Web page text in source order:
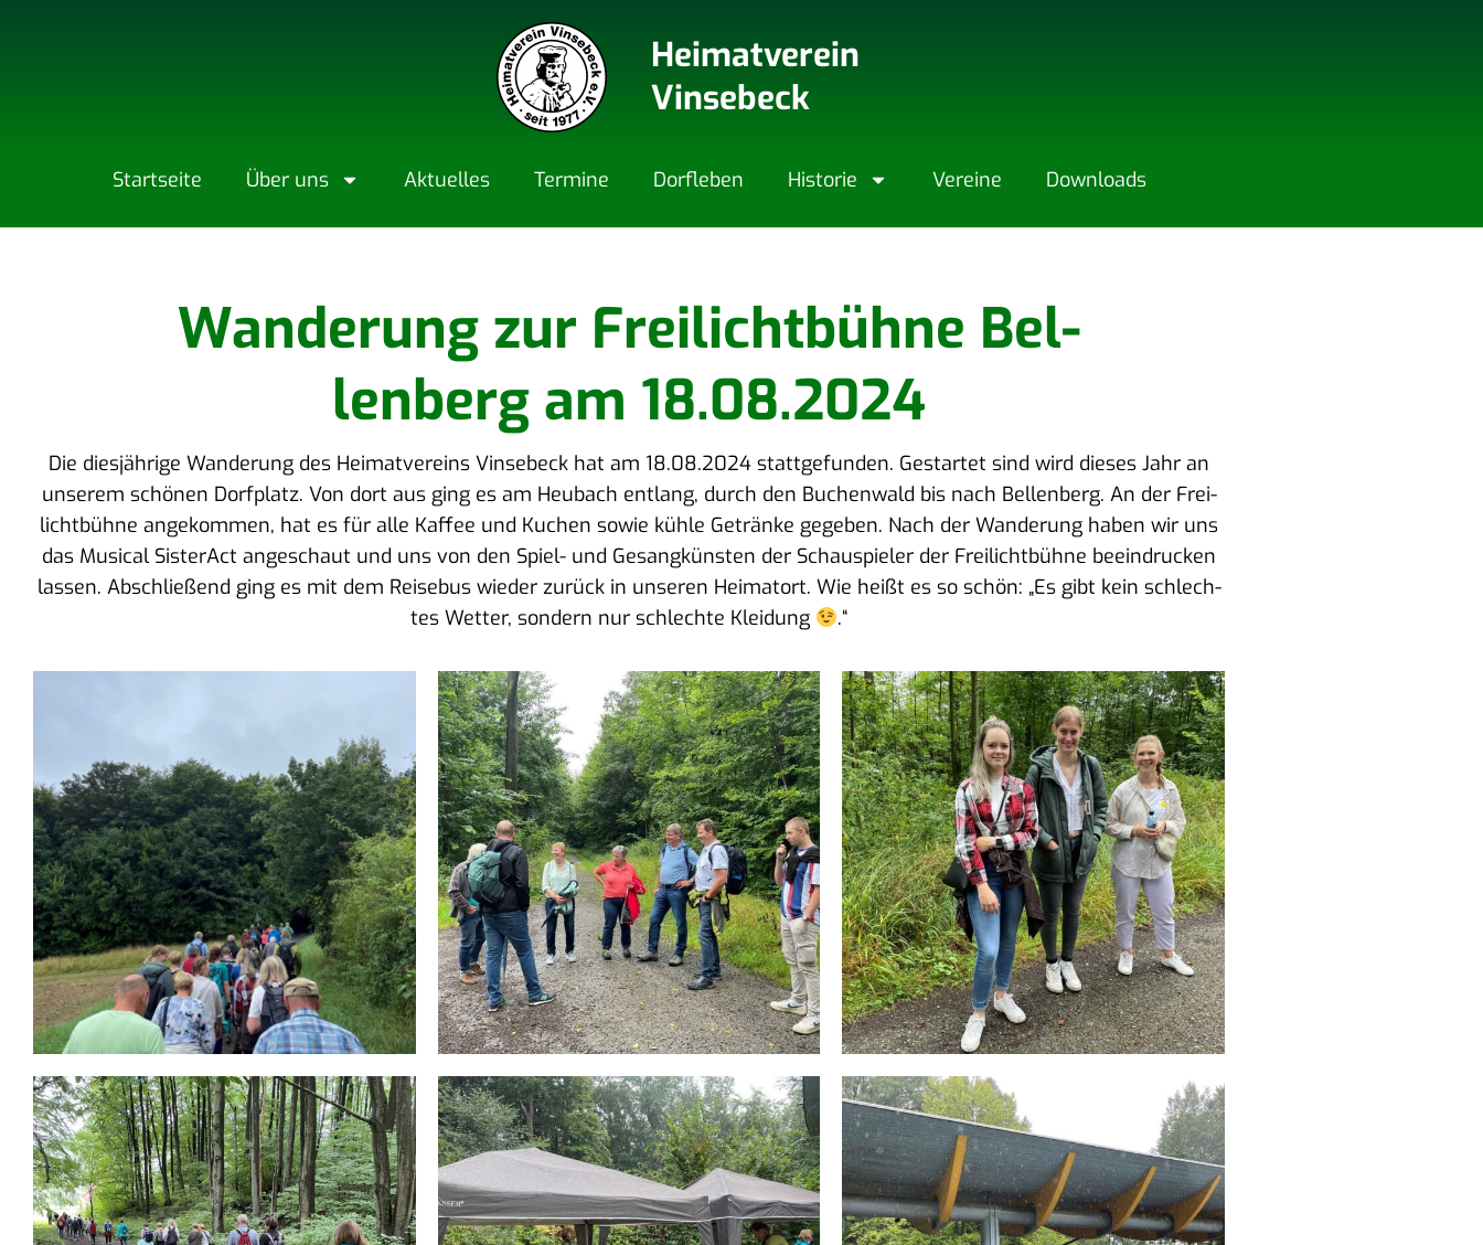
Heimatverein
Vinsebeck
Start­sei­te Über uns Aktu­el­les Ter­mi­ne Dorf­le­ben His­to­rie Ver­ei­ne Down­loads
Wan­de­rung zur Frei­licht­büh­ne Bel­
len­berg am 18.08.2024
Die dies­jäh­ri­ge Wan­de­rung des Hei­mat­ver­eins Vin­se­beck hat am 18.08.2024 statt­ge­fun­den. Gestar­tet sind wird die­ses Jahr an
unse­rem schö­nen Dorf­platz. Von dort aus ging es am Heu­bach ent­lang, durch den Buchen­wald bis nach Bel­len­berg. An der Frei­
licht­büh­ne ange­kom­men, hat es für alle Kaf­fee und Kuchen sowie küh­le Geträn­ke gege­ben. Nach der Wan­de­rung haben wir uns
das Musi­cal Sis­ter­Act ange­schaut und uns von den Spiel- und Gesang­küns­ten der Schau­spie­ler der Frei­licht­büh­ne beein­dru­cken
las­sen. Abschlie­ßend ging es mit dem Rei­se­bus wie­der zurück in unse­ren Hei­mat­ort. Wie heißt es so schön: „Es gibt kein schlech­
tes Wet­ter, son­dern nur schlech­te Kleidung
.“